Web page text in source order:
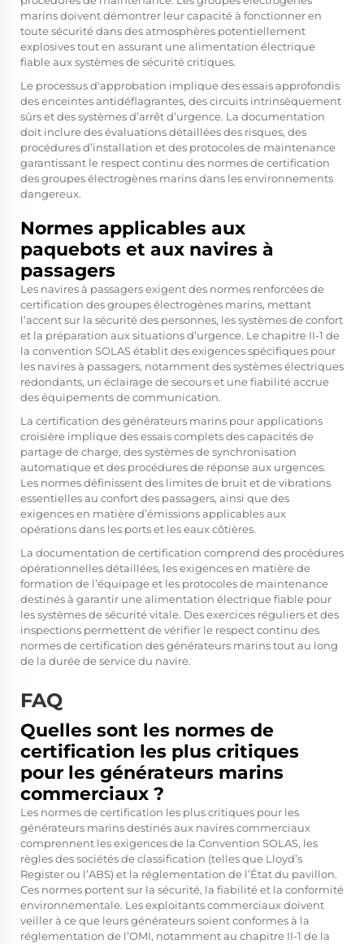
marins doivent démontrer leur capacité à fonctionner en
toute sécurité dans des atmosphères potentiellement
explosives tout en assurant une alimentation électrique
fiable aux systèmes de sécurité critiques.
Le processus d'approbation implique des essais approfondis
des enceintes antidéflagrantes, des circuits intrinsèquement
sûrs et des systèmes d’arrêt d’urgence. La documentation
doit inclure des évaluations détaillées des risques, des
procédures d’installation et des protocoles de maintenance
garantissant le respect continu des normes de certification
des groupes électrogènes marins dans les environnements
dangereux.
Normes applicables aux
paquebots et aux navires à
passagers
Les navires à passagers exigent des normes renforcées de
certification des groupes électrogènes marins, mettant
l’accent sur la sécurité des personnes, les systèmes de confort
et la préparation aux situations d’urgence. Le chapitre II-1 de
la convention SOLAS établit des exigences spécifiques pour
les navires à passagers, notamment des systèmes électriques
redondants, un éclairage de secours et une fiabilité accrue
des équipements de communication.
La certification des générateurs marins pour applications
croisière implique des essais complets des capacités de
partage de charge, des systèmes de synchronisation
automatique et des procédures de réponse aux urgences.
Les normes définissent des limites de bruit et de vibrations
essentielles au confort des passagers, ainsi que des
exigences en matière d’émissions applicables aux
opérations dans les ports et les eaux côtières.
La documentation de certification comprend des procédures
opérationnelles détaillées, les exigences en matière de
formation de l’équipage et les protocoles de maintenance
destinés à garantir une alimentation électrique fiable pour
les systèmes de sécurité vitale. Des exercices réguliers et des
inspections permettent de vérifier le respect continu des
normes de certification des générateurs marins tout au long
de la durée de service du navire.
FAQ
Quelles sont les normes de
certification les plus critiques
pour les générateurs marins
commerciaux ?
Les normes de certification les plus critiques pour les
générateurs marins destinés aux navires commerciaux
comprennent les exigences de la Convention SOLAS, les
règles des sociétés de classification (telles que Lloyd’s
Register ou l’ABS) et la réglementation de l’État du pavillon.
Ces normes portent sur la sécurité, la fiabilité et la conformité
environnementale. Les exploitants commerciaux doivent
veiller à ce que leurs générateurs soient conformes à la
réglementation de l’OMI, notamment au chapitre II-1 de la